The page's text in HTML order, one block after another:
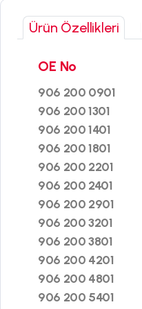
Ürün Özellikleri
OE No
906 200 0901
906 200 1301
906 200 1401
906 200 1801
906 200 2201
906 200 2401
906 200 2901
906 200 3201
906 200 3801
906 200 4201
906 200 4801
906 200 5401